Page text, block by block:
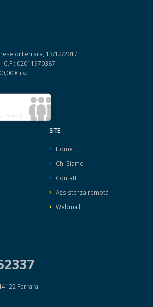
di Ferrara, 13/12/2017
C.F.: 02011970387
€ i.v.
SITE
Home
Chi Siamo
Contatti
Assistenza remota
Webmail
Ferrara